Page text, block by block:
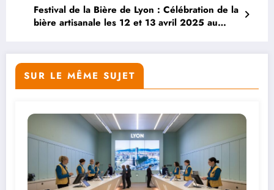
Festival de la Bière de Lyon : Célébration de la
bière artisanale les 12 et 13 avril 2025 au
SUR LE MÊME SUJET